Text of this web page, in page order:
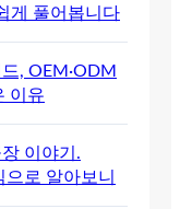
게 풀어봅니다
, OEM·ODM
이유
이야기.
로 알아보니